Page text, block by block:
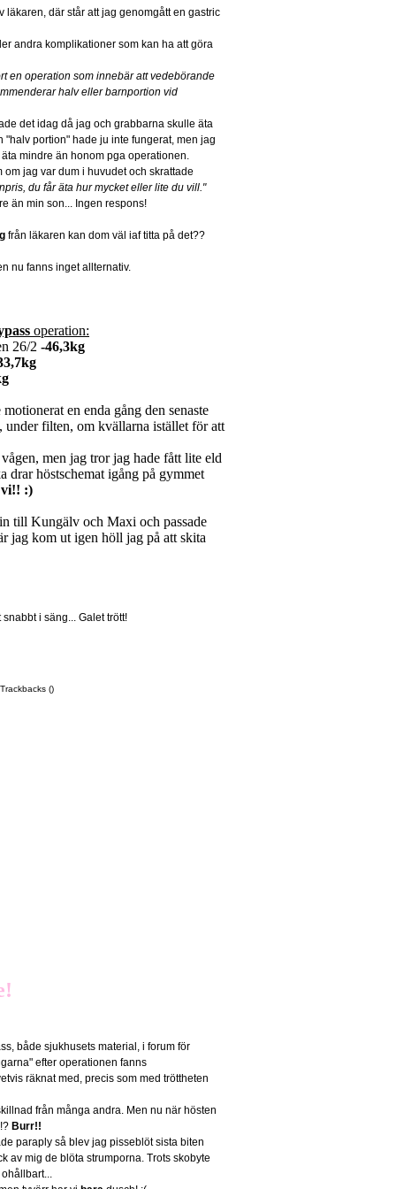
läkaren, där står att jag genomgått en gastric
andra komplikationer som kan ha att göra
en operation som innebär att vedebörande
halv eller barnportion vid
det idag då jag och grabbarna skulle äta
portion" hade ju inte fungerat, men jag
mindre än honom pga operationen.
jag var dum i huvudet och skrattade
du får äta hur mycket eller lite du vill."
än min son... Ingen respons!
från läkaren kan dom väl iaf titta på det??
nu fanns inget allternativ.
operation:
26/2 -46,3kg
en enda gång den senaste
under filten, om kvällarna istället för att
men jag tror jag hade fått lite eld
drar höstschemat igång på gymmet
:)
till Kungälv och Maxi och passade
jag kom ut igen höll jag på att skita
i säng... Galet trött!
Trackbacks ()
både sjukhusets material, i forum för
efter operationen fanns
räknat med, precis som med tröttheten
från många andra. Men nu när hösten
Burr!!
paraply så blev jag pisseblöt sista biten
av mig de blöta strumporna. Trots skobyte